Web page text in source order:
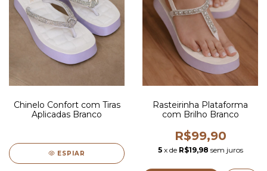
Chinelo Confort com Tiras
Aplicadas Branco
ESPIAR
Rasteirinha Plataforma
com Brilho Branco
R$99,90
5 x de R$19,98 sem juros